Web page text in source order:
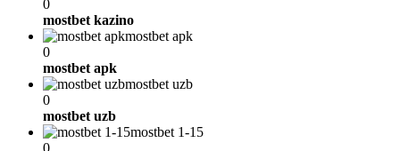
0
mostbet kazino
mostbet apk
0
mostbet apk
mostbet uzb
0
mostbet uzb
mostbet 1-15